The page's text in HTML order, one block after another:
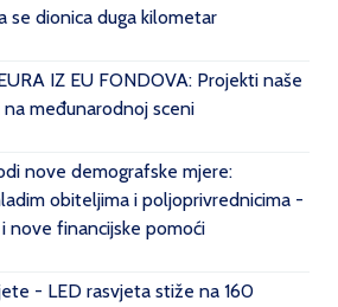
se dionica duga kilometar
IZ EU FONDOVA: Projekti naše
međunarodnoj sceni
nove demografske mjere:
obiteljima i poljoprivrednicima -
nove financijske pomoći
- LED rasvjeta stiže na 160